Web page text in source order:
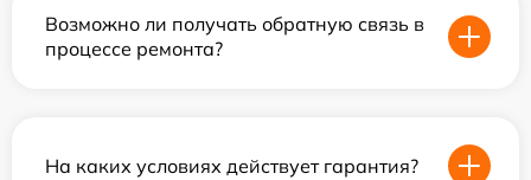
Возможно ли получать обратную связь в
процессе ремонта?
На каких условиях действует гарантия?